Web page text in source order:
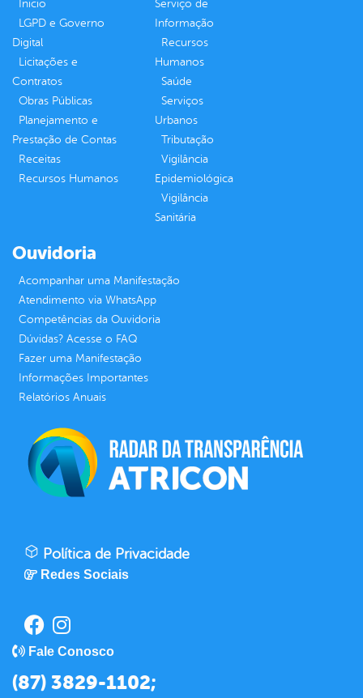
Inicio
LGPD e Governo
Digital
Licitações e
Contratos
Obras Públicas
Planejamento e
Prestação de Contas
Receitas
Recursos Humanos
Serviço de
Informação
Recursos
Humanos
Saúde
Serviços
Urbanos
Tributação
Vigilância
Epidemiológica
Vigilância
Sanitária
Ouvidoria
Acompanhar uma Manifestação
Atendimento via WhatsApp
Competências da Ouvidoria
Dúvidas? Acesse o FAQ
Fazer uma Manifestação
Informações Importantes
Relatórios Anuais
Política de Privacidade
Redes Sociais
Fale Conosco
(87) 3829-1102;